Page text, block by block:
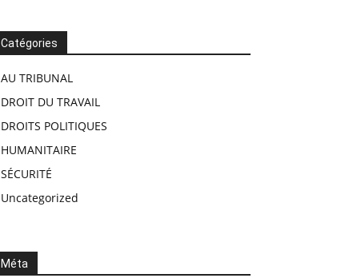
Catégories
AU TRIBUNAL
DROIT DU TRAVAIL
DROITS POLITIQUES
HUMANITAIRE
SÉCURITÉ
Uncategorized
Méta